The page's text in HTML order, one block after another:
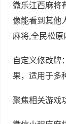
微乐江西麻将
像能看到其他
麻将,全民松原
自定义修改牌
果，适用于多
聚焦相关游戏